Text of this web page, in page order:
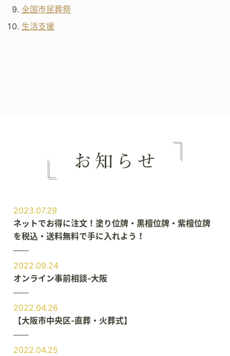
全国市民葬祭
生活支援
2023.07.29
ネットでお得に注文！塗り位牌・黒檀位牌・紫檀位牌
を税込・送料無料で手に入れよう！
2022.09.24
オンライン事前相談‐大阪
2022.04.26
【大阪市中央区‐直葬・火葬式】
2022.04.25